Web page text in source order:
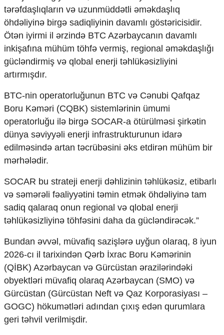
tərəfdaşlıqların və uzunmüddətli əməkdaşlıq
öhdəliyinə birgə sadiqliyinin davamlı göstəricisidir.
Ötən iyirmi il ərzində BTC Azərbaycanın davamlı
inkişafına mühüm töhfə vermiş, regional əməkdaşlığı
gücləndirmiş və qlobal enerji təhlükəsizliyini
artırmışdır.
BTC-nin operatorluğunun BTC və Cənubi Qafqaz
Boru Kəməri (CQBK) sistemlərinin ümumi
operatorluğu ilə birgə SOCAR-a ötürülməsi şirkətin
dünya səviyyəli enerji infrastrukturunun idarə
edilməsində artan təcrübəsini əks etdirən mühüm bir
mərhələdir.
SOCAR bu strateji enerji dəhlizinin təhlükəsiz, etibarlı
və səmərəli fəaliyyətini təmin etmək öhdəliyinə tam
sadiq qalaraq onun regional və qlobal enerji
təhlükəsizliyinə töhfəsini daha da gücləndirəcək.”
Bundan əvvəl, müvafiq sazişlərə uyğun olaraq, 8 iyun
2026-cı il tarixindən Qərb İxrac Boru Kəmərinin
(QİBK) Azərbaycan və Gürcüstan ərazilərindəki
obyektləri müvafiq olaraq Azərbaycan (SMO) və
Gürcüstan (Gürcüstan Neft və Qaz Korporasiyası –
GOGC) hökumətləri adından çıxış edən qurumlara
geri təhvil verilmişdir.